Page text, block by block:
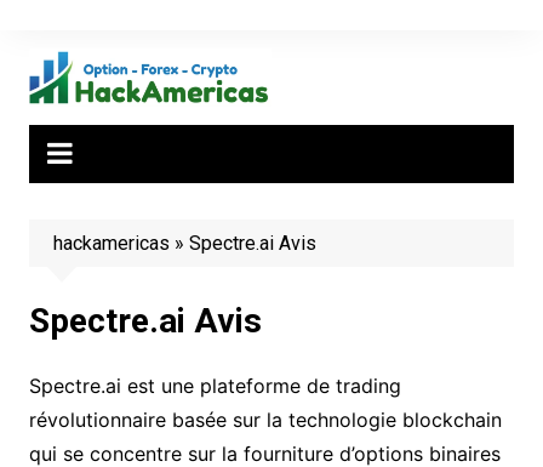
contenu
hackamericas » Spectre.ai Avis
Spectre.ai Avis
Spectre.ai est une plateforme de trading
révolutionnaire basée sur la technologie blockchain
qui se concentre sur la fourniture d’options binaires